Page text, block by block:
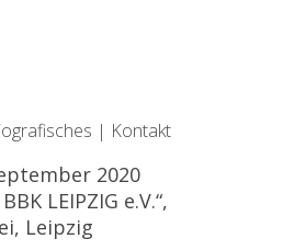
| Kontakt
2020
LEIPZIG e.V.“,
Leipzig